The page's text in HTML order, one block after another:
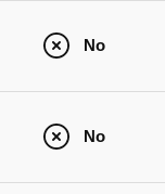
No
No